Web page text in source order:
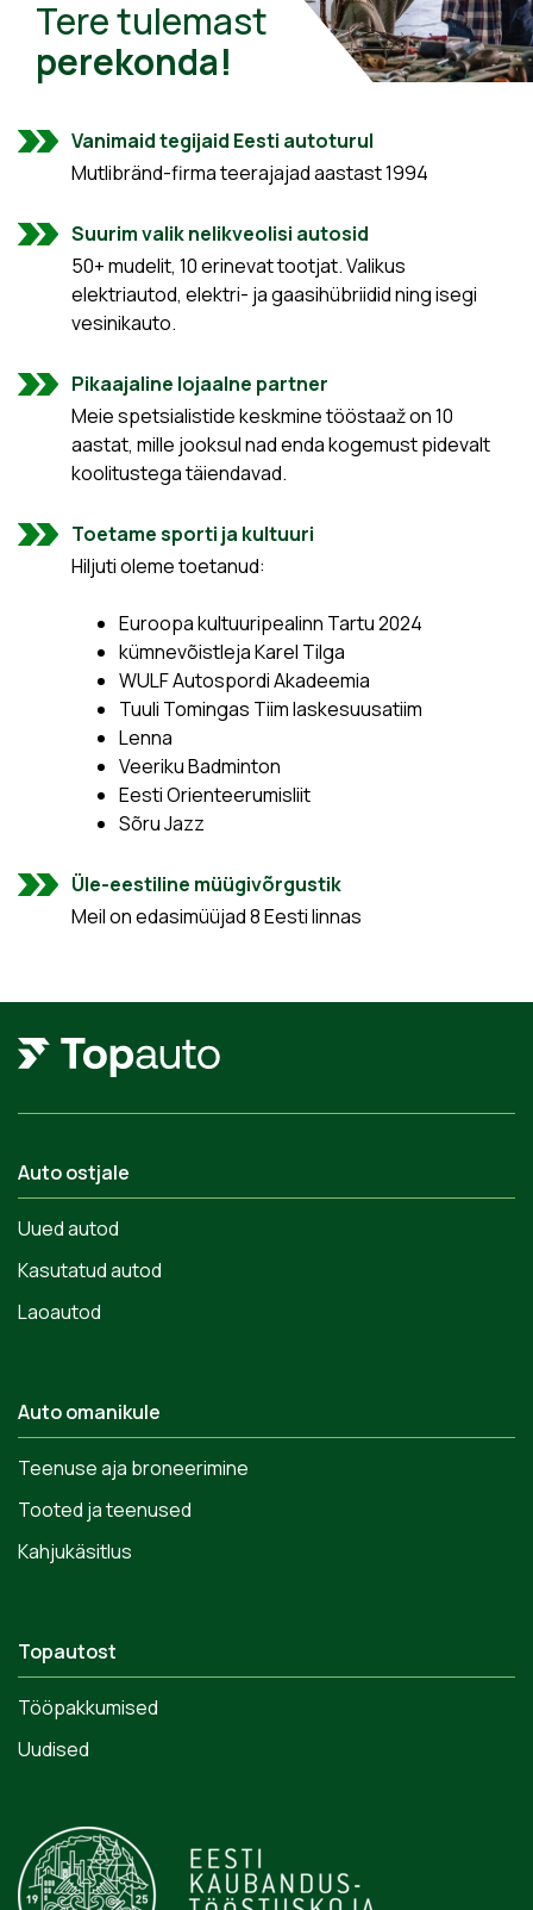
Tere tulemast
perekonda!
Vanimaid tegijaid Eesti autoturul
Mutlibränd-firma teerajajad aastast 1994
Suurim valik nelikveolisi autosid
50+ mudelit, 10 erinevat tootjat. Valikus
elektriautod, elektri- ja gaasihübriidid ning isegi
vesinikauto.
Pikaajaline lojaalne partner
Meie spetsialistide keskmine tööstaaž on 10
aastat, mille jooksul nad enda kogemust pidevalt
koolitustega täiendavad.
Toetame sporti ja kultuuri
Hiljuti oleme toetanud:
Euroopa kultuuripealinn Tartu 2024
kümnevõistleja Karel Tilga
WULF Autospordi Akadeemia
Tuuli Tomingas Tiim laskesuusatiim
Lenna
Veeriku Badminton
Eesti Orienteerumisliit
Sõru Jazz
Üle-eestiline müügivõrgustik
Meil on edasimüüjad 8 Eesti linnas
Auto ostjale
Uued autod
Kasutatud autod
Laoautod
Auto omanikule
Teenuse aja broneerimine
Tooted ja teenused
Kahjukäsitlus
Topautost
Tööpakkumised
Uudised